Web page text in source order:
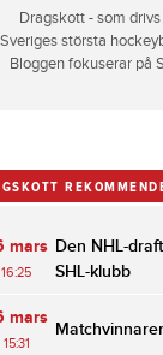
Dragskott - som
Sveriges största
Bloggen fokuserar på
mars
16:25
Den NHL-
SHL-klubb
mars
15:31